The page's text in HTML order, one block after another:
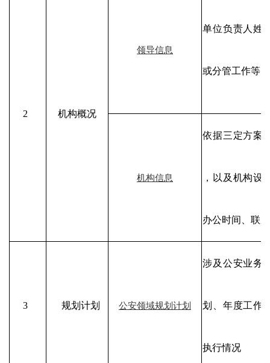
2 机构概况
领导信息
单位负责人姓
或分管工作等
机构信息
依据三定方案
，以及机构设
办公时间、联
3 规划计划 公安领域规划计划
涉及公安业务
划、年度工作
执行情况